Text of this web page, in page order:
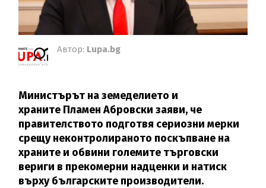
Автор: Lupa.bg
Министърът на земеделието и
храните Пламен Абровски заяви, че
правителството подготвя сериозни мерки
срещу неконтролираното поскъпване на
храните и обвини големите търговски
вериги в прекомерни надценки и натиск
върху българските производители.